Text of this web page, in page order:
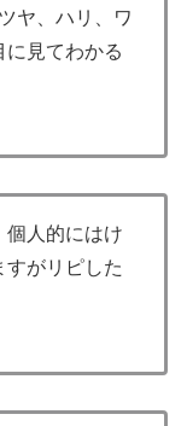
ヤ、ハリ、ワ
見てわかる
人的にはけ
がリピした